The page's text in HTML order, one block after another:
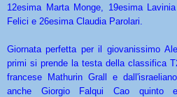
12esima Marta Monge, 19esima
Felici e 26esima Claudia Parolari.
Giornata perfetta per il giovanissimo
primi si prende la testa della classifica
francese Mathurin Grall e
anche Giorgio Falqui Cao quinto